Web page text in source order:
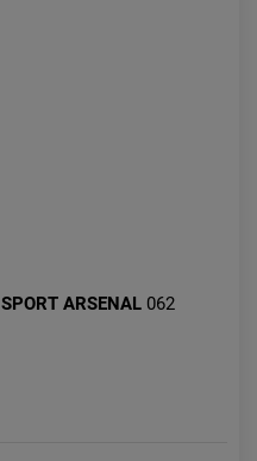
SPORT ARSENAL 062